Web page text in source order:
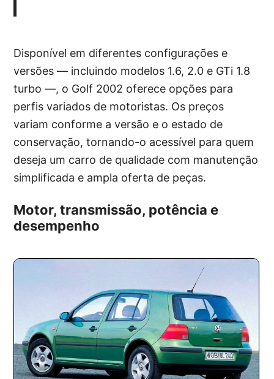
Disponível em diferentes configurações e
versões — incluindo modelos 1.6, 2.0 e GTi 1.8
turbo —, o Golf 2002 oferece opções para
perfis variados de motoristas. Os preços
variam conforme a versão e o estado de
conservação, tornando-o acessível para quem
deseja um carro de qualidade com manutenção
simplificada e ampla oferta de peças.
Motor, transmissão, potência e
desempenho